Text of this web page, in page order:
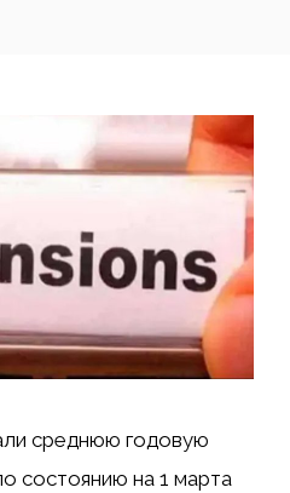
среднюю годовую
состоянию на 1 марта